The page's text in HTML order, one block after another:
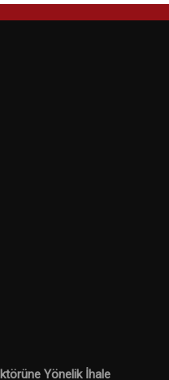
Yönelik İhale